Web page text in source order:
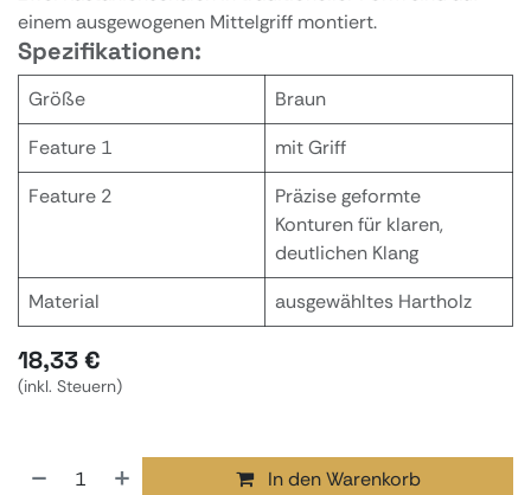
einem ausgewogenen Mittelgriff montiert.
Spezifikationen:
Größe
Braun
Feature 1
mit Griff
Feature 2
Präzise geformte
Konturen für klaren,
deutlichen Klang
Material
ausgewähltes Hartholz
18,33€
(inkl. Steuern)
In den Warenkorb